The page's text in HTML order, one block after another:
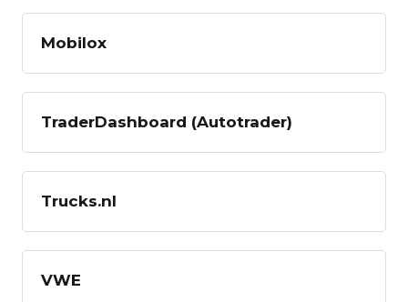
Mobilox
TraderDashboard (Autotrader)
Trucks.nl
VWE